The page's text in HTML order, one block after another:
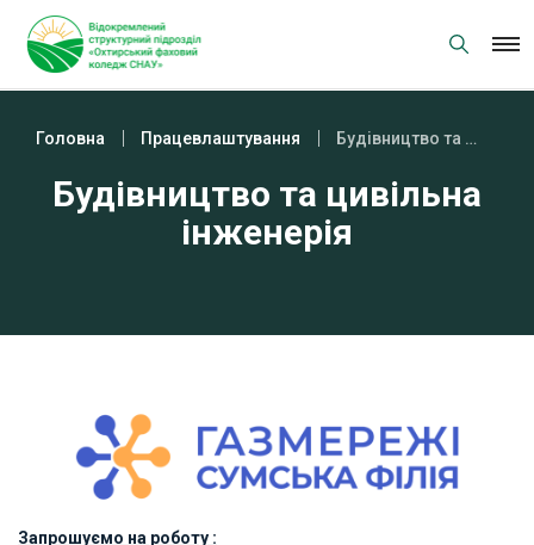
content
Головна Працевлаштування Будівництво та цивільна інженерія
Будівництво та цивільна
інженерія
Запрошуємо на роботу :